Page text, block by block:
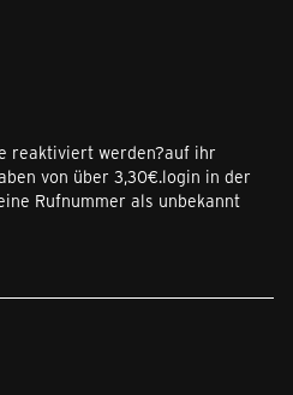
reaktiviert werden?auf ihr
von über 3,30€.login in der
Rufnummer als unbekannt